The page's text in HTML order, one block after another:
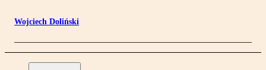
Wojciech Doliński